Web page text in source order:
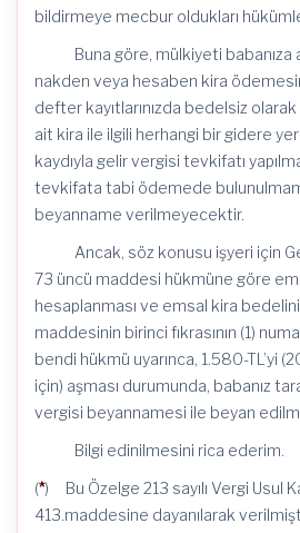
bildirmeye mecbur oldukları
Buna göre, mülkiyeti babanıza
nakden veya hesaben kira
defter kayıtlarınızda bedelsiz
ait kira ile ilgili herhangi bir gidere
kaydıyla gelir vergisi tevkifatı
tevkifata tabi ödemede
beyanname verilmeyecektir.
Ancak, söz konusu işyeri için
73 üncü maddesi hükmüne göre
hesaplanması ve emsal kira
maddesinin birinci fıkrasının (1)
bendi hükmü uyarınca, 1.580-TL’yi
için) aşması durumunda, babanız
vergisi beyannamesi ile beyan
Bilgi edinilmesini rica ederim.
(*) Bu Özelge 213 sayılı Vergi Usul
413.maddesine dayanılarak